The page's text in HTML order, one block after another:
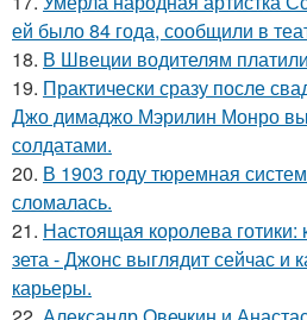
ей было 84 года, сообщили в
18. В Швеции водителям
19. Практически сразу после
Джо димаджо Мэрилин Монро
солдатами.
20. В 1903 году тюремная
сломалась.
21. Настоящая королева готики:
зета - Джонс выглядит сейчас и
карьеры.